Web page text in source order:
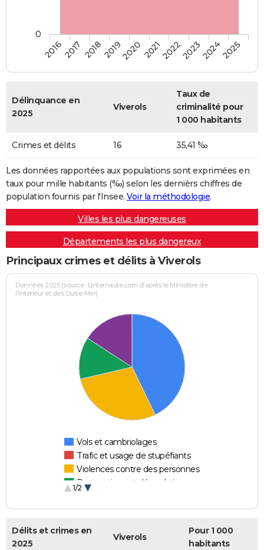
20162017 20182019202020212022202320242025
0
Délinquance en
2025
Viverols
Taux de
criminalité pour
1 000 habitants
Crimes et délits 16 35,41 ‰
Les données rapportées aux populations sont exprimées en
taux pour mille habitants (‰) selon les dernièrs chiffres de
population fournis par l'Insee. Voir la méthodologie.
Villes les plus dangereuses
Départements les plus dangereux
Principaux crimes et délits à Viverols
Données 2025 (source : Linternaute.com d'après le Ministère de
l'Intérieur et des Outre-Mer)
Vols et cambriolages
Trafic et usage de stupéfiants
Violences contre des personnes
Destructions et dégradations
1/2
Délits et crimes en
2025
Viverols
Pour 1 000
habitants